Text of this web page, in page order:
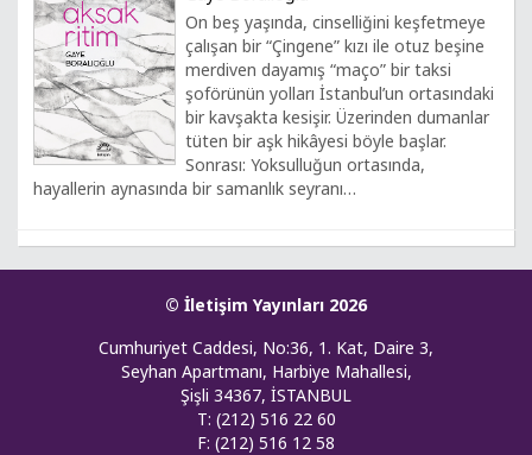
On beş yaşında, cinselliğini keşfetmeye
çalışan bir “Çingene” kızı ile otuz beşine
merdiven dayamış “maço” bir taksi
şoförünün yolları İstanbul’un ortasındaki
bir kavşakta kesişir. Üzerinden dumanlar
tüten bir aşk hikâyesi böyle başlar.
Sonrası: Yoksulluğun ortasında,
hayallerin aynasında bir samanlık seyranı…
© İletişim Yayınları 2026
Cumhuriyet Caddesi, No:36, 1. Kat, Daire 3,
Seyhan Apartmanı, Harbiye Mahallesi,
Şişli 34367, İSTANBUL
T: (212) 516 22 60
F: (212) 516 12 58